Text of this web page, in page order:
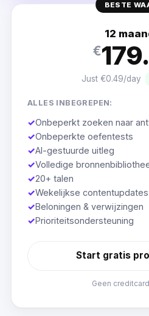
BESTE
12
€
Just €0.49/day
ALLES INBEGREPEN:
✓Onbeperkt zoeken naar
✓Onbeperkte oefentests
✓AI-gestuurde uitleg
✓Volledige
✓20+ talen
✓Wekelijkse contentupdates
✓Beloningen & verwijzingen
✓Prioriteitsondersteuning
Start gratis
Geen